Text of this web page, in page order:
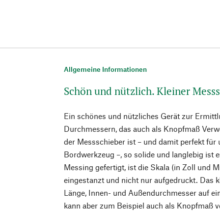
Allgemeine Informationen
Schön und nützlich. Kleiner
Ein schönes und nützliches Gerät zur
Durchmessern, das auch als Knopfmaß
der Messschieber ist – und damit perfekt für
Bordwerkzeug –, so solide und langlebig ist
Messing gefertigt, ist die Skala (in Zoll und
eingestanzt und nicht nur aufgedruckt. Das
Länge, Innen- und Außendurchmesser auf
kann aber zum Beispiel auch als Knopfmaß